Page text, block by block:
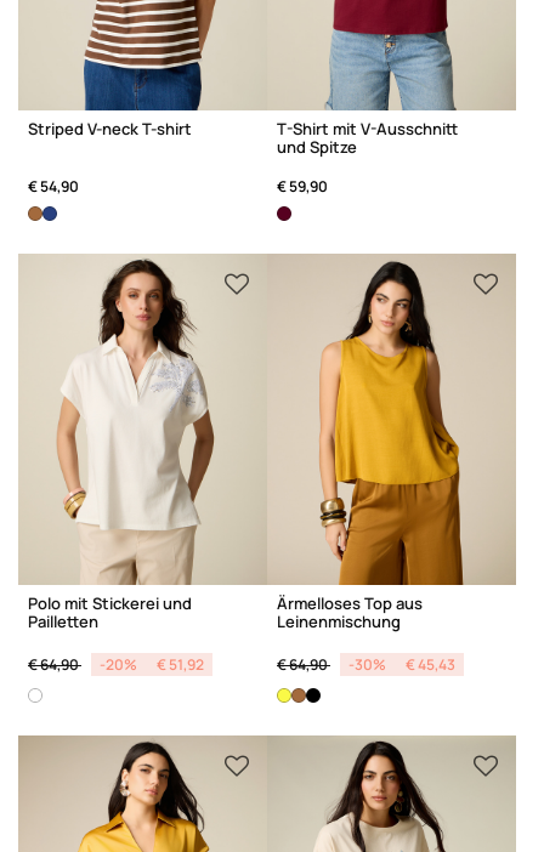
Striped V-neck T-shirt
€ 54,90
T-Shirt mit V-Ausschnitt
und Spitze
€ 59,90
Polo mit Stickerei und
Pailletten
Price reduced from
€ 64,90 to -20% € 51,92
Ärmelloses Top aus
Leinenmischung
Price reduced from
€ 64,90 to -30% € 45,43